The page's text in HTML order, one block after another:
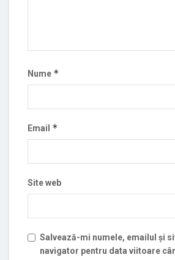
Nume *
Email *
Site web
Salvează-mi numele, emailul și
navigator pentru data viitoare